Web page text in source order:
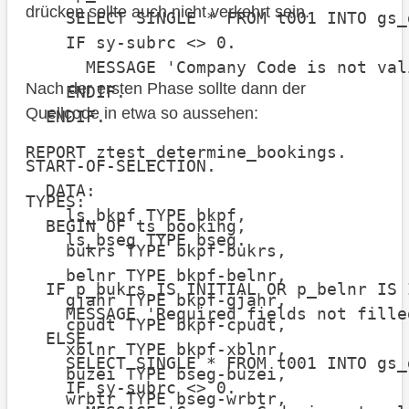
SELECT SINGLE * FROM t001 INTO
IF sy-subrc <> 0.
MESSAGE 'Company Code is not
ENDIF.
ENDIF.
START-OF-SELECTION.
DATA:
ls_bkpf TYPE bkpf,
ls_bseg TYPE bseg.
IF p_bukrs IS INITIAL OR p_belnr IS
MESSAGE 'Required fields not
ELSE.
SELECT SINGLE * FROM t001 INTO
IF sy-subrc <> 0.
drücken sollte auch nicht verkehrt sein.
Nach der ersten Phase sollte dann der
Quellcode in etwa so aussehen:
REPORT ztest_determine_bookings.
TYPES:
BEGIN OF ts_booking,
bukrs TYPE bkpf-bukrs,
belnr TYPE bkpf-belnr,
gjahr TYPE bkpf-gjahr,
cpudt TYPE bkpf-cpudt,
xblnr TYPE bkpf-xblnr,
buzei TYPE bseg-buzei,
wrbtr TYPE bseg-wrbtr,